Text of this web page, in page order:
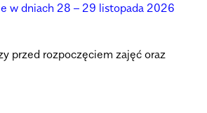
w dniach 28 – 29 listopada 2026
przed rozpoczęciem zajęć oraz